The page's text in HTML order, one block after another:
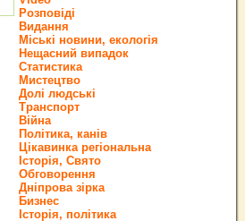
Розповіді
Видання
Міські новини, екологія
Нещасний випадок
Статистика
Мистецтво
Долі людські
Транспорт
Війна
Політика, канів
Цікавинка регіональна
Історія, Свято
Обговорення
Дніпрова зірка
Бизнес
Історія, політика